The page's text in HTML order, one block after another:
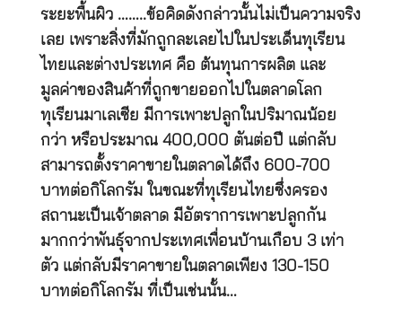
ระยะพื้นผิว ……..ข้อคิดดังกล่าวนั้นไม่เป็นความจริง
เลย เพราะสิ่งที่มักถูกละเลยไปในประเด็นทุเรียน
ไทยและต่างประเทศ คือ ต้นทุนการผลิต และ
มูลค่าของสินค้าที่ถูกขายออกไปในตลาดโลก
ทุเรียนมาเลเซีย มีการเพาะปลูกในปริมาณน้อย
กว่า หรือประมาณ 400,000 ตันต่อปี แต่กลับ
สามารถตั้งราคาขายในตลาดได้ถึง 600-700
บาทต่อกิโลกรัม ในขณะที่ทุเรียนไทยซึ่งครอง
สถานะเป็นเจ้าตลาด มีอัตราการเพาะปลูกกัน
มากกว่าพันธุ์จากประเทศเพื่อนบ้านเกือบ 3 เท่า
ตัว แต่กลับมีราคาขายในตลาดเพียง 130-150
บาทต่อกิโลกรัม ที่เป็นเช่นนั้น…